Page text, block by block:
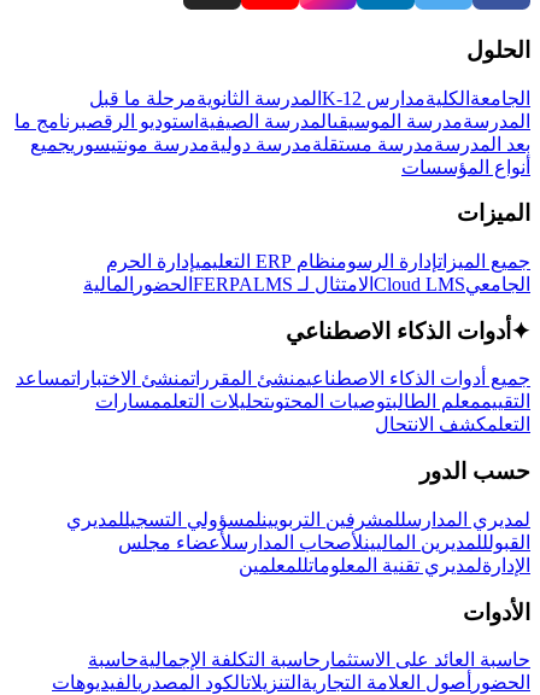
الحلول
الجامعة الكليةمدارس K-12 المدرسة الثانويةمرحلة ما قبل
المدرسةمدرسة الموسيقىالمدرسة الصيفية استوديو الرقصبرنامج ما
بعد المدرسةمدرسة مستقلةمدرسة دوليةمدرسة مونتيسوريجميع
أنواع المؤسسات
الميزات
جميع الميزاتإدارة الرسومنظام ERP التعليمي
إدارة الحرم
الجامعيCloud LMS الامتثال لـ FERPA LMS الحضور المالية
✦ أدوات الذكاء الاصطناعي
جميع أدوات الذكاء الاصطناعيمنشئ المقرراتمنشئ الاختباراتمساعد
التقييممعلم الطالبتوصيات المحتوىتحليلات التعلممسارات
التعلمكشف الانتحال
حسب الدور
لمديري المدارسللمشرفين التربويينلمسؤولي التسجيللمديري
القبولللمديرين الماليينلأصحاب المدارسلأعضاء مجلس
الإدارةلمديري تقنية المعلوماتللمعلمين
الأدوات
حاسبة العائد على الاستثمار حاسبة التكلفة الإجماليةحاسبة
الحضور أصول العلامة التجارية التنزيلاتالكود المصدريالفيديوهات